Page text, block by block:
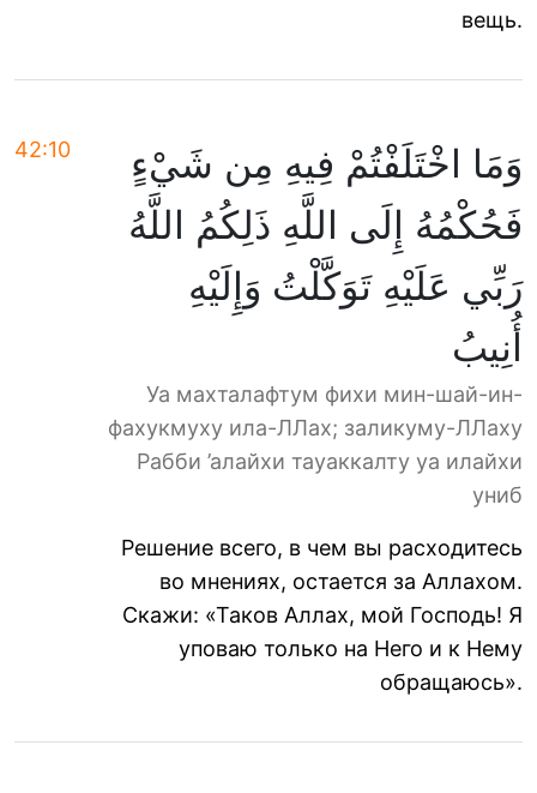
вещь.
42:10
وَمَا اخْتَلَفْتُمْ فِيهِ مِن شَيْءٍ
فَحُكْمُهُ إِلَى اللَّهِ ذَلِكُمُ اللَّهُ
رَبِّي عَلَيْهِ تَوَكَّلْتُ وَإِلَيْهِ
أُنِيبُ
Уа махталафтум фихи мин-шай-ин-
фахукмуху ила-ЛЛах; заликуму-ЛЛаху
Рабби ’алайхи тауаккалту уа илайхи
униб
Решение всего, в чем вы расходитесь
во мнениях, остается за Аллахом.
Скажи: «Таков Аллах, мой Господь! Я
уповаю только на Него и к Нему
обращаюсь».